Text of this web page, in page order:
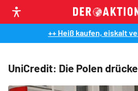
++ Heiß kaufen, eiskalt
UniCredit: Die Polen